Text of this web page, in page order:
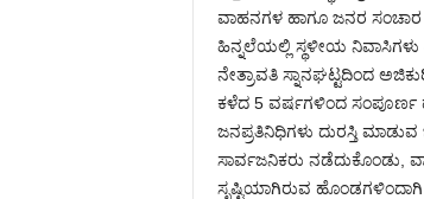
ವಾಹನಗಳ ಹಾಗೂ ಜನರ ಸಂಚಾರ
ಹಿನ್ನಲೆಯಲ್ಲಿ ಸ್ಥಳೀಯ ನಿವಾಸಿಗಳು
ನೇತ್ರಾವತಿ ಸ್ನಾನಘಟ್ಟದಿಂದ
ಕಳೆದ 5 ವರ್ಷಗಳಿಂದ ಸಂಪೂರ್ಣ
ಜನಪ್ರತಿನಿಧಿಗಳು ದುರಸ್ತಿ
ಸಾರ್ವಜನಿಕರು ನಡೆದುಕೊಂಡು,
ಸೃಷ್ಟಿಯಾಗಿರುವ